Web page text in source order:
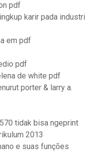
pdf
karir pada industri
em pdf
pdf
de white pdf
porter & larry a.
tidak bisa ngeprint
2013
e suas funções